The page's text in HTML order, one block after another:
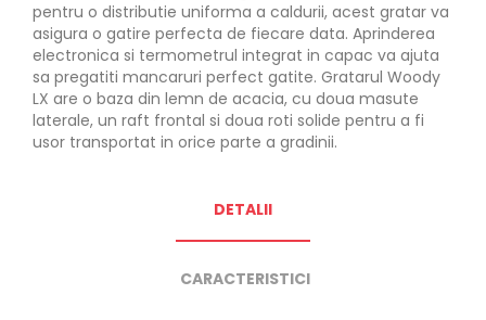
pentru o distributie uniforma a caldurii, acest gratar va
asigura o gatire perfecta de fiecare data. Aprinderea
electronica si termometrul integrat in capac va ajuta
sa pregatiti mancaruri perfect gatite. Gratarul Woody
LX are o baza din lemn de acacia, cu doua masute
laterale, un raft frontal si doua roti solide pentru a fi
usor transportat in orice parte a gradinii.
DETALII
CARACTERISTICI